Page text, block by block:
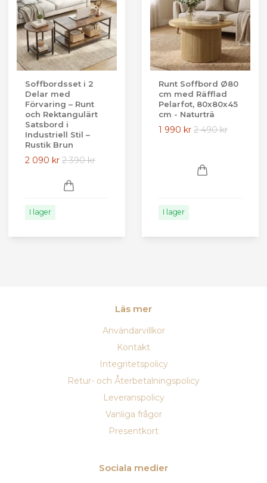
Soffbordsset i 2
Delar med
Förvaring – Runt
och Rektangulärt
Satsbord i
Industriell Stil –
Rustik Brun
2 090 kr 2 390 kr
I lager
Runt Soffbord Ø80
cm med Räfflad
Pelarfot, 80x80x45
cm - Naturträ
1 990 kr 2 490 kr
I lager
Läs mer
Användarvillkor
Kontakt
Integritetspolicy
Retur- och Återbetalningspolicy
Leveranspolicy
Vanliga frågor
Presentkort
Sociala medier